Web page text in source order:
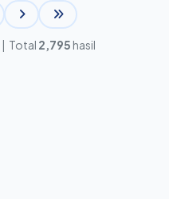
| Total 2,795 hasil